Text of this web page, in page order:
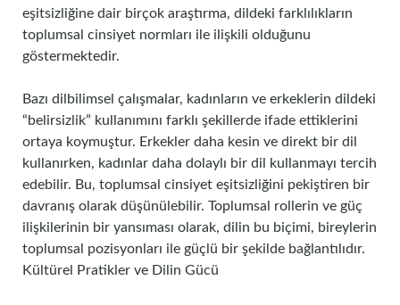
eşitsizliğine dair birçok araştırma, dildeki farklılıkların
toplumsal cinsiyet normları ile ilişkili olduğunu
göstermektedir.
Bazı dilbilimsel çalışmalar, kadınların ve erkeklerin dildeki
“belirsizlik” kullanımını farklı şekillerde ifade ettiklerini
ortaya koymuştur. Erkekler daha kesin ve direkt bir dil
kullanırken, kadınlar daha dolaylı bir dil kullanmayı tercih
edebilir. Bu, toplumsal cinsiyet eşitsizliğini pekiştiren bir
davranış olarak düşünülebilir. Toplumsal rollerin ve güç
ilişkilerinin bir yansıması olarak, dilin bu biçimi, bireylerin
toplumsal pozisyonları ile güçlü bir şekilde bağlantılıdır.
Kültürel Pratikler ve Dilin Gücü